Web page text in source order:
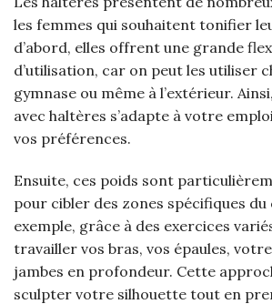
les femmes qui souhaitent tonifier
d’abord, elles offrent une grande
d’utilisation, car on peut les utiliser
gymnase ou même à l’extérieur.
avec haltères s’adapte à votre
vos préférences.
Ensuite, ces poids sont
pour cibler des zones spécifiques du
exemple, grâce à des exercices
travailler vos bras, vos épaules,
jambes en profondeur. Cette
sculpter votre silhouette tout en